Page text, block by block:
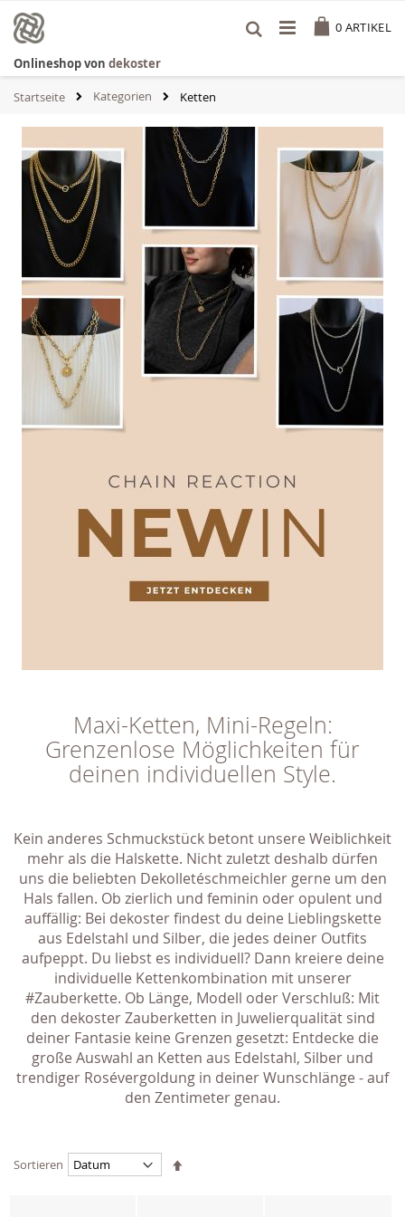
Inhalt
springen
0 ARTIKEL
Onlineshop von dekoster
Startseite Kategorien Ketten
Maxi-Ketten, Mini-Regeln:
Grenzenlose Möglichkeiten für
deinen individuellen Style.
Kein anderes Schmuckstück betont unsere Weiblichkeit
mehr als die Halskette. Nicht zuletzt deshalb dürfen
uns die beliebten Dekolletéschmeichler gerne um den
Hals fallen. Ob zierlich und feminin oder opulent und
auffällig: Bei dekoster findest du deine Lieblingskette
aus Edelstahl und Silber, die jedes deiner Outfits
aufpeppt. Du liebst es individuell? Dann kreiere deine
individuelle Kettenkombination mit unserer
#Zauberkette. Ob Länge, Modell oder Verschluß: Mit
den dekoster Zauberketten in Juwelierqualität sind
deiner Fantasie keine Grenzen gesetzt: Entdecke die
große Auswahl an Ketten aus Edelstahl, Silber und
trendiger Rosévergoldung in deiner Wunschlänge - auf
den Zentimeter genau.
Sortieren
Absteigend